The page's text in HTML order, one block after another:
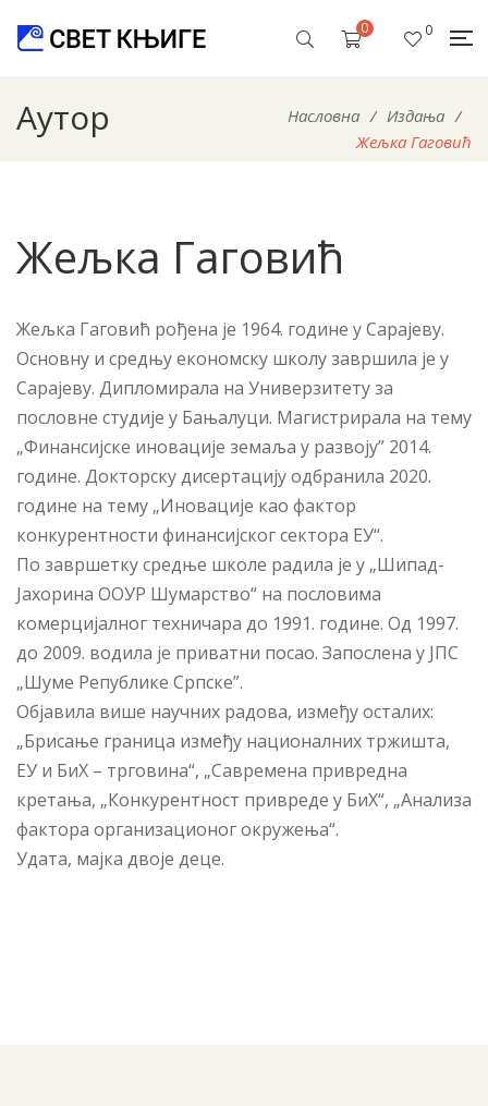
0 0
Аутор Насловна / Издања /
Жељка Гаговић
Жељка Гаговић
Жељка Гаговић рођена је 1964. године у Сарајеву.
Основну и средњу економску школу завршила је у
Сарајеву. Дипломирала на Универзитету за
пословне студије у Бањалуци. Магистрирала на тему
„Финансијске иновације земаља у развоју” 2014.
године. Докторску дисертацију одбранила 2020.
године на тему „Иновације као фактор
конкурентности финансијског сектора ЕУ“.
По завршетку средње школе радила је у „Шипад-
Јахорина ООУР Шумарство“ на пословима
комерцијалног техничара до 1991. године. Од 1997.
до 2009. водила је приватни посао. Запослена у ЈПС
„Шуме Републике Српске”.
Објавила више научних радова, између осталих:
„Брисање граница између националних тржишта,
ЕУ и БиХ – трговина“, „Савремена привредна
кретања, „Конкурентност привреде у БиХ“, „Анализа
фактора организационог окружења“.
Удата, мајка двоје деце.